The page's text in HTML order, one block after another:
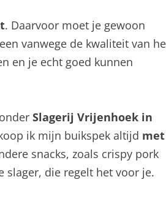
. Daarvoor moet je gewoon
vanwege de kwaliteit van
en je echt goed kunnen
Slagerij Vrijenhoek in
ik mijn buikspek altijd met
snacks, zoals crispy pork
slager, die regelt het voor je.